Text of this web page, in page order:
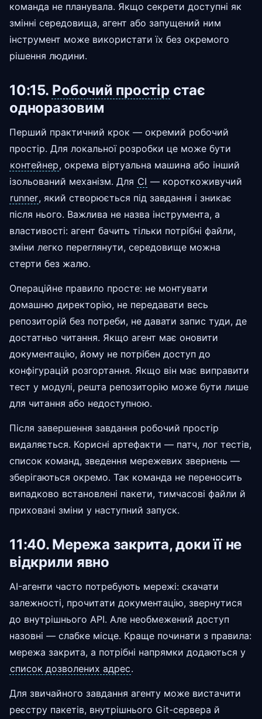
команда не планувала. Якщо секрети доступні як
змінні середовища, агент або запущений ним
інструмент може використати їх без окремого
рішення людини.
10:15. Робочий простір стає
одноразовим
Перший практичний крок — окремий робочий
простір. Для локальної розробки це може бути
контейнер, окрема віртуальна машина або інший
ізольований механізм. Для CI — короткоживучий
runner, який створюється під завдання і зникає
після нього. Важлива не назва інструмента, а
властивості: агент бачить тільки потрібні файли,
зміни легко переглянути, середовище можна
стерти без жалю.
Операційне правило просте: не монтувати
домашню директорію, не передавати весь
репозиторій без потреби, не давати запис туди, де
достатньо читання. Якщо агент має оновити
документацію, йому не потрібен доступ до
конфігурацій розгортання. Якщо він має виправити
тест у модулі, решта репозиторію може бути лише
для читання або недоступною.
Після завершення завдання робочий простір
видаляється. Корисні артефакти — патч, лог тестів,
список команд, зведення мережевих звернень —
зберігаються окремо. Так команда не переносить
випадково встановлені пакети, тимчасові файли й
приховані зміни у наступний запуск.
11:40. Мережа закрита, доки її не
відкрили явно
AI-агенти часто потребують мережі: скачати
залежності, прочитати документацію, звернутися
до внутрішнього API. Але необмежений доступ
назовні — слабке місце. Краще починати з правила:
мережа закрита, а потрібні напрямки додаються у
список дозволених адрес.
Для звичайного завдання агенту може вистачити
реєстру пакетів, внутрішнього Git-сервера й